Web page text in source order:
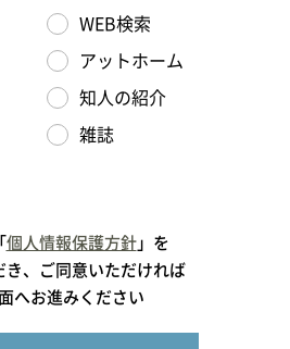
WEB検索
アットホーム
知人の紹介
雑誌
個人情報保護方針」を
き、ご同意いただければ
へお進みください